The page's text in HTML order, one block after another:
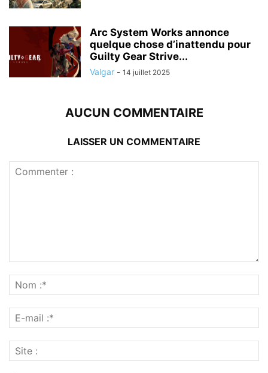
Arc System Works annonce
quelque chose d’inattendu pour
Guilty Gear Strive...
Valgar - 14 juillet 2025
AUCUN COMMENTAIRE
LAISSER UN COMMENTAIRE